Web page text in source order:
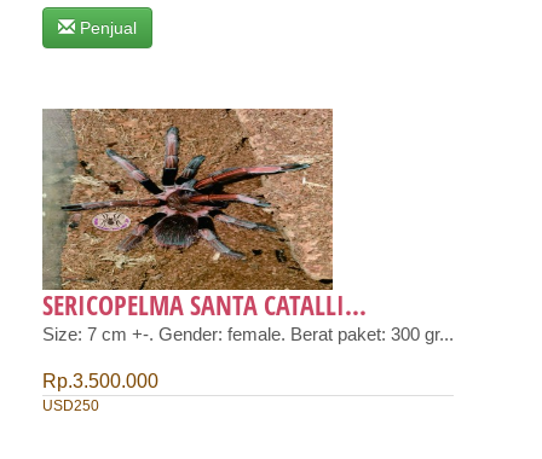
Penjual
SERICOPELMA SANTA CATALLI...
Size: 7 cm +-. Gender: female. Berat paket: 300 gr...
Rp.3.500.000
USD250